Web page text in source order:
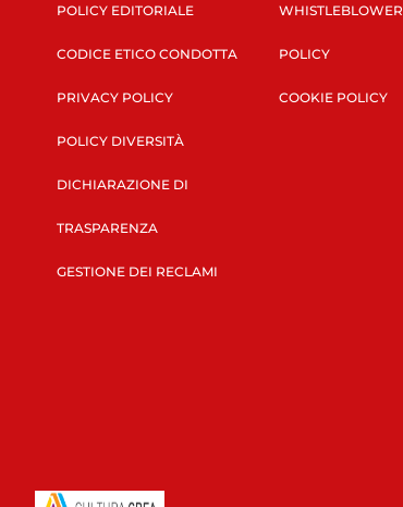
POLICY EDITORIALE
CODICE ETICO CONDOTTA
PRIVACY POLICY
POLICY DIVERSITÀ
DICHIARAZIONE DI
TRASPARENZA
GESTIONE DEI RECLAMI
WHISTLEBLOWER
POLICY
COOKIE POLICY